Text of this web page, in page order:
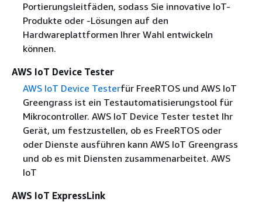
Portierungsleitfäden, sodass Sie innovative IoT-
Produkte oder -Lösungen auf den
Hardwareplattformen Ihrer Wahl entwickeln
können.
AWS IoT Device Tester
AWS IoT Device Testerfür FreeRTOS und AWS IoT
Greengrass ist ein Testautomatisierungstool für
Mikrocontroller. AWS IoT Device Tester testet Ihr
Gerät, um festzustellen, ob es FreeRTOS oder
oder Dienste ausführen kann AWS IoT Greengrass
und ob es mit Diensten zusammenarbeitet. AWS
IoT
AWS IoT ExpressLink